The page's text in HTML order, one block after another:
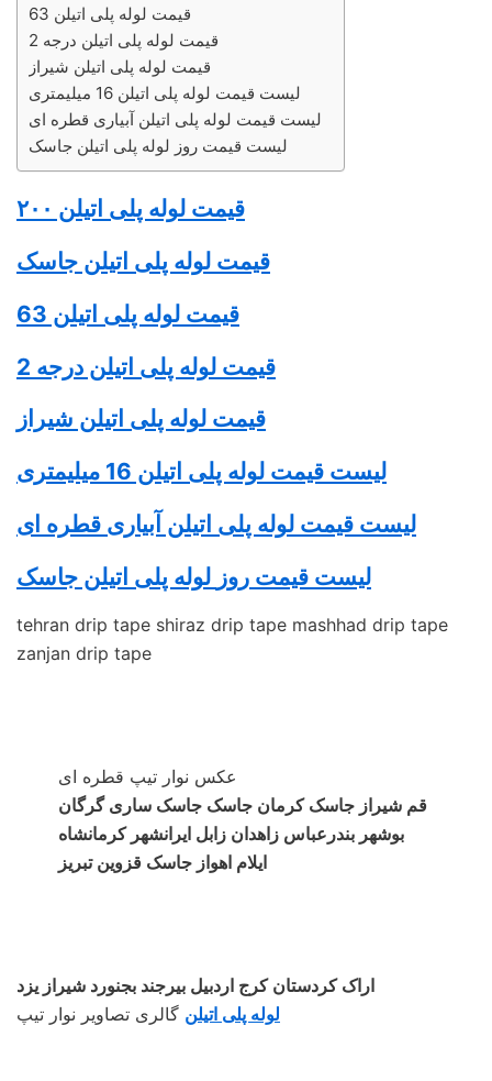
قیمت لوله پلی اتیلن 63
قیمت لوله پلی اتیلن درجه 2
قیمت لوله پلی اتیلن شیراز
لیست قیمت لوله پلی اتیلن 16 میلیمتری
لیست قیمت لوله پلی اتیلن آبیاری قطره ای
لیست قیمت روز لوله پلی اتیلن جاسک
قیمت لوله پلی اتیلن ۲۰۰
قیمت لوله پلی اتیلن جاسک
قیمت لوله پلی اتیلن 63
قیمت لوله پلی اتیلن درجه 2
قیمت لوله پلی اتیلن شیراز
لیست قیمت لوله پلی اتیلن 16 میلیمتری
لیست قیمت لوله پلی اتیلن آبیاری قطره ای
لیست قیمت روز لوله پلی اتیلن جاسک
tehran drip tape shiraz drip tape mashhad drip tape
zanjan drip tape
عکس نوار تیپ قطره ای
قم شیراز جاسک کرمان جاسک جاسک ساری گرگان
بوشهر بندرعباس زاهدان زابل ایرانشهر کرمانشاه
ایلام اهواز جاسک قزوین تبریز
اراک کردستان کرج اردبیل بیرجند بجنورد شیراز یزد
لوله پلی اتیلن گالری تصاویر نوار تیپ